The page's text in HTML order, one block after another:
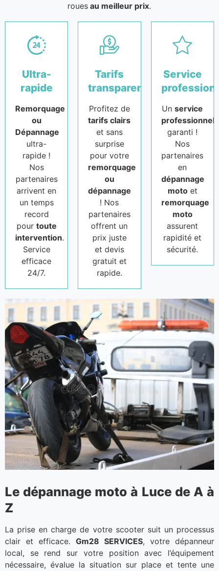
roues au meilleur prix.
Ultra-
rapide
Remorquage
ou
Dépannage
ultra-
rapide !
Nos
partenaires
arrivent en
un temps
record
pour toute
intervention.
Service
efficace
24/7.
Tarifs
transparents
Profitez de
tarifs clairs
et sans
surprise
pour votre
remorquage
ou
dépannage
! Nos
partenaires
offrent un
prix juste
et devis
gratuit et
rapide.
Service
Unservice
professionnel
garanti !
Nos
partenaires
en
dépannage
motoet
remorquage
moto
assurent
rapidité et
sécurité.
Le dépannage moto à Luce de A à
Z
La prise en charge de votre scooter suit un processus
clair et efficace. Gm28 SERVICES, votre dépanneur
local, se rend sur votre position avec l’équipement
nécessaire, évalue la situation sur place et tente une